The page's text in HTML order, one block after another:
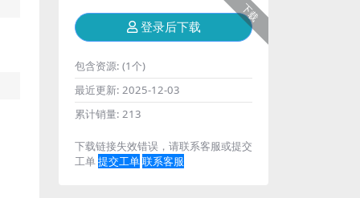
下载
登录后下载
包含资源: (1个)
最近更新: 2025-12-03
累计销量: 213
下载链接失效错误，请联系客服或提交
工单提交工单联系客服